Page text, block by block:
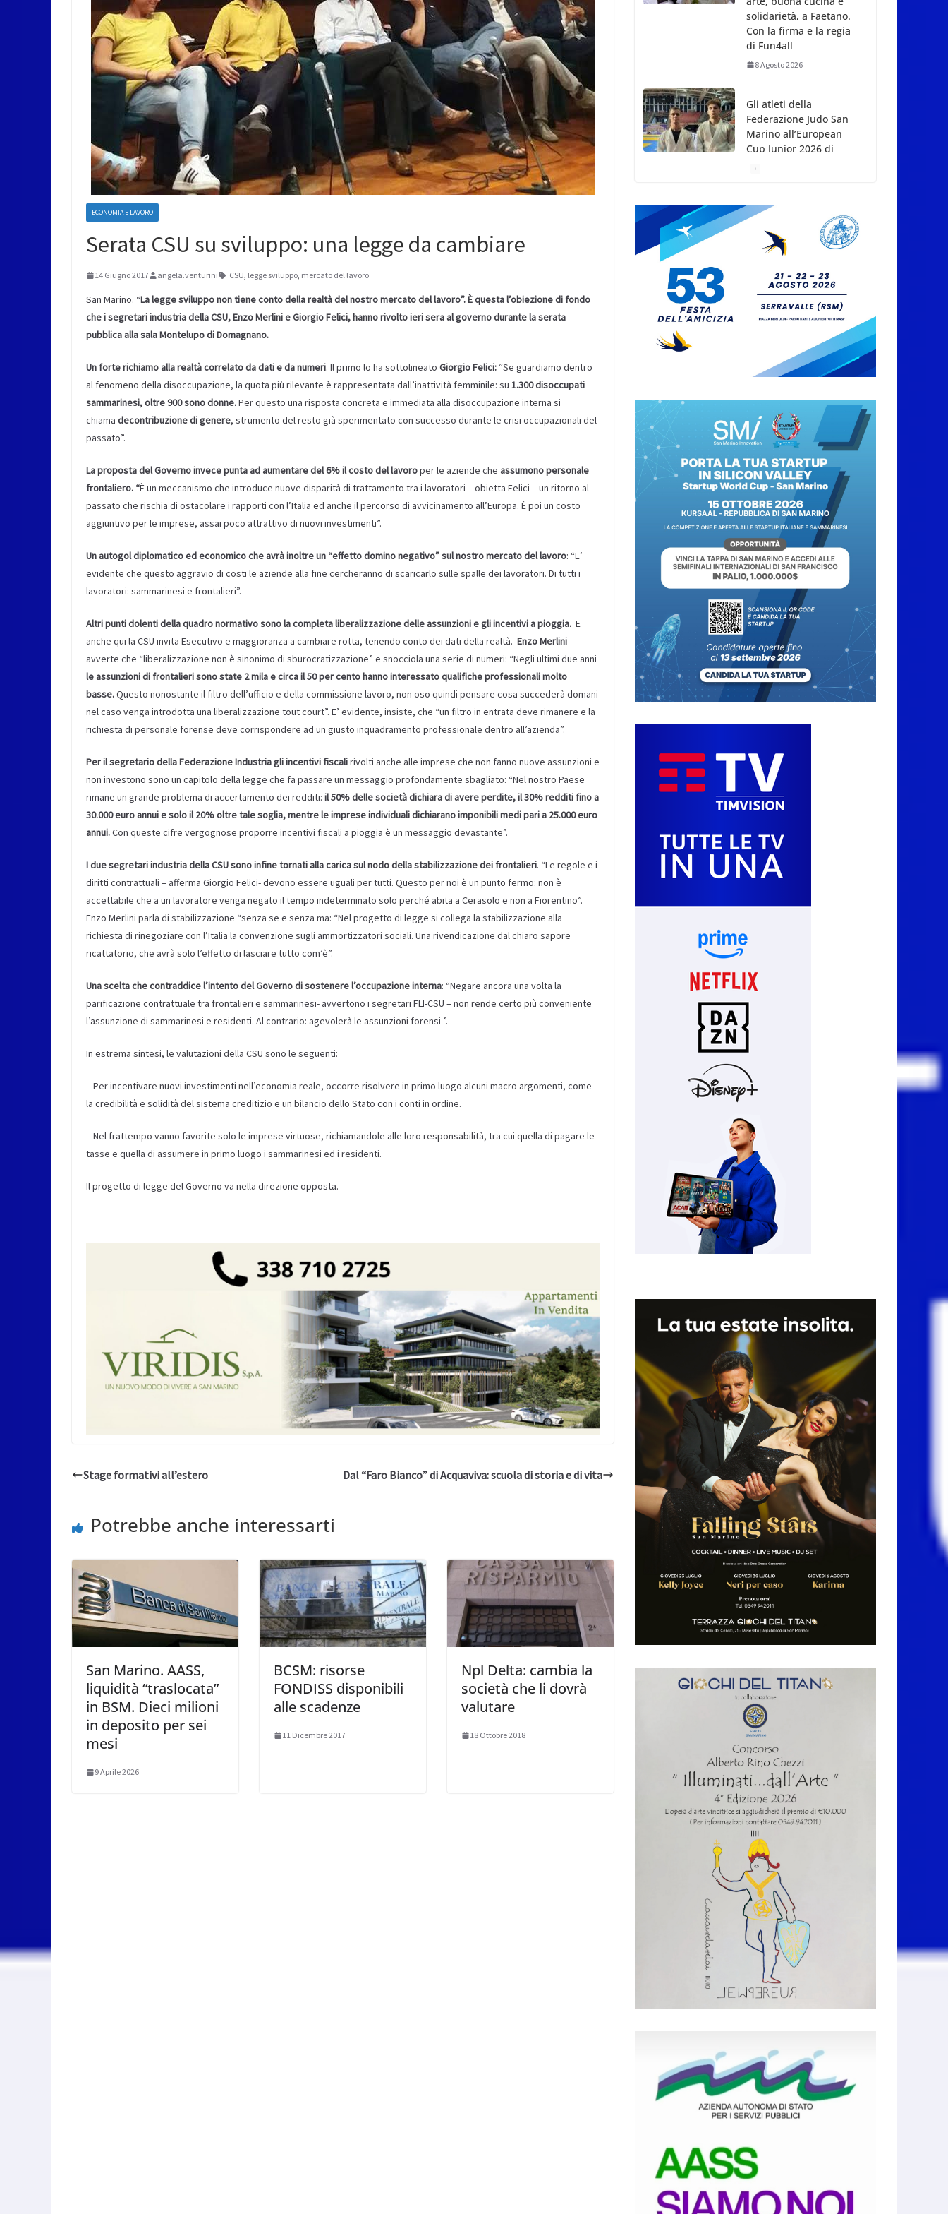
ECONOMIA E LAVORO
Serata CSU su sviluppo: una legge da cambiare
14 Giugno 2017 angela.venturini CSU, legge sviluppo, mercato del lavoro
San Marino. “La legge sviluppo non tiene conto della realtà del nostro mercato del lavoro”. È questa l’obiezione di fondo
che i segretari industria della CSU, Enzo Merlini e Giorgio Felici, hanno rivolto ieri sera al governo durante la serata
pubblica alla sala Montelupo di Domagnano.
Un forte richiamo alla realtà correlato da dati e da numeri. Il primo lo ha sottolineato Giorgio Felici: “Se guardiamo dentro
al fenomeno della disoccupazione, la quota più rilevante è rappresentata dall’inattività femminile: su 1.300 disoccupati
sammarinesi, oltre 900 sono donne.Per questo una risposta concreta e immediata alla disoccupazione interna si
chiama decontribuzione di genere, strumento del resto già sperimentato con successo durante le crisi occupazionali del
passato”.
La proposta del Governo invece punta ad aumentare del 6% il costo del lavoroper le aziende che assumono personale
frontaliero. “È un meccanismo che introduce nuove disparità di trattamento tra i lavoratori – obietta Felici – un ritorno al
passato che rischia di ostacolare i rapporti con l’Italia ed anche il percorso di avvicinamento all’Europa. È poi un costo
aggiuntivo per le imprese, assai poco attrattivo di nuovi investimenti”.
Un autogol diplomatico ed economico che avrà inoltre un “effetto domino negativo” sul nostro mercato del lavoro: “E’
evidente che questo aggravio di costi le aziende alla fine cercheranno di scaricarlo sulle spalle dei lavoratori. Di tutti i
lavoratori: sammarinesi e frontalieri”.
Altri punti dolenti della quadro normativo sono la completa liberalizzazione delle assunzioni e gli incentivi a pioggia. E
anche qui la CSU invita Esecutivo e maggioranza a cambiare rotta, tenendo conto dei dati della realtà. Enzo Merlini
avverte che “liberalizzazione non è sinonimo di sburocratizzazione” e snocciola una serie di numeri: “Negli ultimi due anni
le assunzioni di frontalieri sono state 2 mila e circa il 50 per cento hanno interessato qualifiche professionali molto
basse.Questo nonostante il filtro dell’ufficio e della commissione lavoro, non oso quindi pensare cosa succederà domani
nel caso venga introdotta una liberalizzazione tout court”. E’ evidente, insiste, che “un filtro in entrata deve rimanere e la
richiesta di personale forense deve corrispondere ad un giusto inquadramento professionale dentro all’azienda”.
Per il segretario della Federazione Industria gli incentivi fiscalirivolti anche alle imprese che non fanno nuove assunzioni e
non investono sono un capitolo della legge che fa passare un messaggio profondamente sbagliato: “Nel nostro Paese
rimane un grande problema di accertamento dei redditi: il 50% delle società dichiara di avere perdite, il 30% redditi fino a
30.000 euro annui e solo il 20% oltre tale soglia, mentre le imprese individuali dichiarano imponibili medi pari a 25.000 euro
annui.Con queste cifre vergognose proporre incentivi fiscali a pioggia è un messaggio devastante”.
I due segretari industria della CSU sono infine tornati alla carica sul nodo della stabilizzazione dei frontalieri. “Le regole e i
diritti contrattuali – afferma Giorgio Felici- devono essere uguali per tutti. Questo per noi è un punto fermo: non è
accettabile che a un lavoratore venga negato il tempo indeterminato solo perché abita a Cerasolo e non a Fiorentino”.
Enzo Merlini parla di stabilizzazione “senza se e senza ma: “Nel progetto di legge si collega la stabilizzazione alla
richiesta di rinegoziare con l’Italia la convenzione sugli ammortizzatori sociali. Una rivendicazione dal chiaro sapore
ricattatorio, che avrà solo l’effetto di lasciare tutto com’è”.
Una scelta che contraddice l’intento del Governo di sostenere l’occupazione interna: “Negare ancora una volta la
parificazione contrattuale tra frontalieri e sammarinesi- avvertono i segretari FLI-CSU – non rende certo più conveniente
l’assunzione di sammarinesi e residenti. Al contrario: agevolerà le assunzioni forensi ”.
In estrema sintesi, le valutazioni della CSU sono le seguenti:
– Per incentivare nuovi investimenti nell’economia reale, occorre risolvere in primo luogo alcuni macro argomenti, come
la credibilità e solidità del sistema creditizio e un bilancio dello Stato con i conti in ordine.
– Nel frattempo vanno favorite solo le imprese virtuose, richiamandole alle loro responsabilità, tra cui quella di pagare le
tasse e quella di assumere in primo luogo i sammarinesi ed i residenti.
Il progetto di legge del Governo va nella direzione opposta.
Stage formativi all’estero Dal “Faro Bianco” di Acquaviva: scuola di storia e di vita
Potrebbe anche interessarti
San Marino. AASS,
liquidità “traslocata”
in BSM. Dieci milioni
in deposito per sei
mesi
9 Aprile 2026
BCSM: risorse
FONDISS disponibili
alle scadenze
11 Dicembre 2017
Npl Delta: cambia la
società che li dovrà
valutare
18 Ottobre 2018
solidarietà, a Faetano.
Con la firma e la regia
di Fun4all
8 Agosto 2026
Gli atleti della
Federazione Judo San
Marino all’European
Cup Junior 2026 di
L’arte perde uno dei
suoi maestri: si è
spento a 91 anni il
Marcello Sgattoni
A Oltremare 2.0 a
Riccione in migliaia
per incontrare i
San Marino Academy.
Femminile: quattro
Primavera aggregate
alla Prima Squadra
8 Agosto 2026